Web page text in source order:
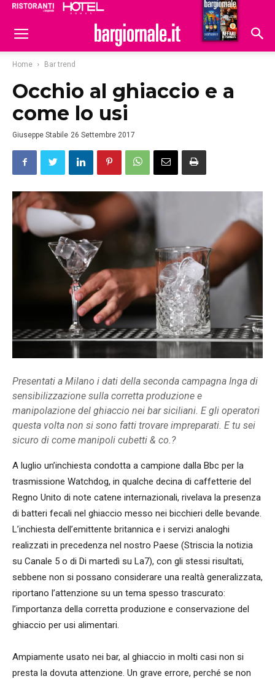
Hoteldomani
Home Bar trend
Occhio al ghiaccio e a
come lo usi
Giuseppe Stabile 26 Settembre 2017
Presentati a Milano i dati della seconda campagna Inga di
sensibilizzazione sulla corretta produzione e
manipolazione del ghiaccio nei bar siciliani. E gli operatori
questa volta non si sono fatti trovare impreparati. E tu sei
sicuro di come manipoli cubetti & co.?
A luglio un’inchiesta condotta a campione dalla Bbc per la
trasmissione Watchdog, in qualche decina di caffetterie del
Regno Unito di note catene internazionali, rivelava la presenza
di batteri fecali nel ghiaccio messo nei bicchieri delle bevande.
L’inchiesta dell’emittente britannica e i servizi analoghi
realizzati in precedenza nel nostro Paese (Striscia la notizia
su Canale 5 o di Di martedì su La7), con gli stessi risultati,
sebbene non si possano considerare una realtà generalizzata,
riportano l’attenzione su un tema spesso trascurato:
l’importanza della corretta produzione e conservazione del
ghiaccio per usi alimentari.
Ampiamente usato nei bar, al ghiaccio in molti casi non si
presta la dovuta attenzione. Un grave errore, perché se non